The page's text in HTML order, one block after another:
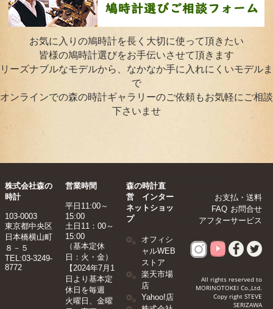
お気に入りの鳩時計を長く大切に使って頂きたい
皆様の鳩時計選びをお手伝いさせて頂きます
リーズナブルなモデルから、なかなか手に入れにくいモデルま
で
オンラインでの森の時計ギャラリーのご依頼もお気軽にご相談
下さいませ
株式会社森の
時計
103-0003
東京都中央区
日本橋横山町
８－５
TEL:03-3249-
8772
営業時間
平日11:00～
15:00
土日11：00～
15:00
（基本定休
日：火・金）
【2024年7月1
日より基本定
休日を毎週
火曜日、金曜
森の時計直
営 インター
ネットショッ
プ
オフィシ
ャルWEB
ストア
楽天市場
店
Yahoo!店
お支払・送料
お問合せ
FAQ
アフターサービス
All rights reserved to
MORINOTOKEI Co.,Ltd.
Copy right STEVE
SERIZAWA